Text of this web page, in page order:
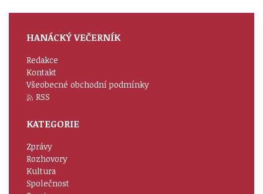
HANÁCKÝ VEČERNÍK
Redakce
Kontakt
Všeobecné obchodní podmínky
RSS
KATEGORIE
Zprávy
Rozhovory
Kultura
Společnost